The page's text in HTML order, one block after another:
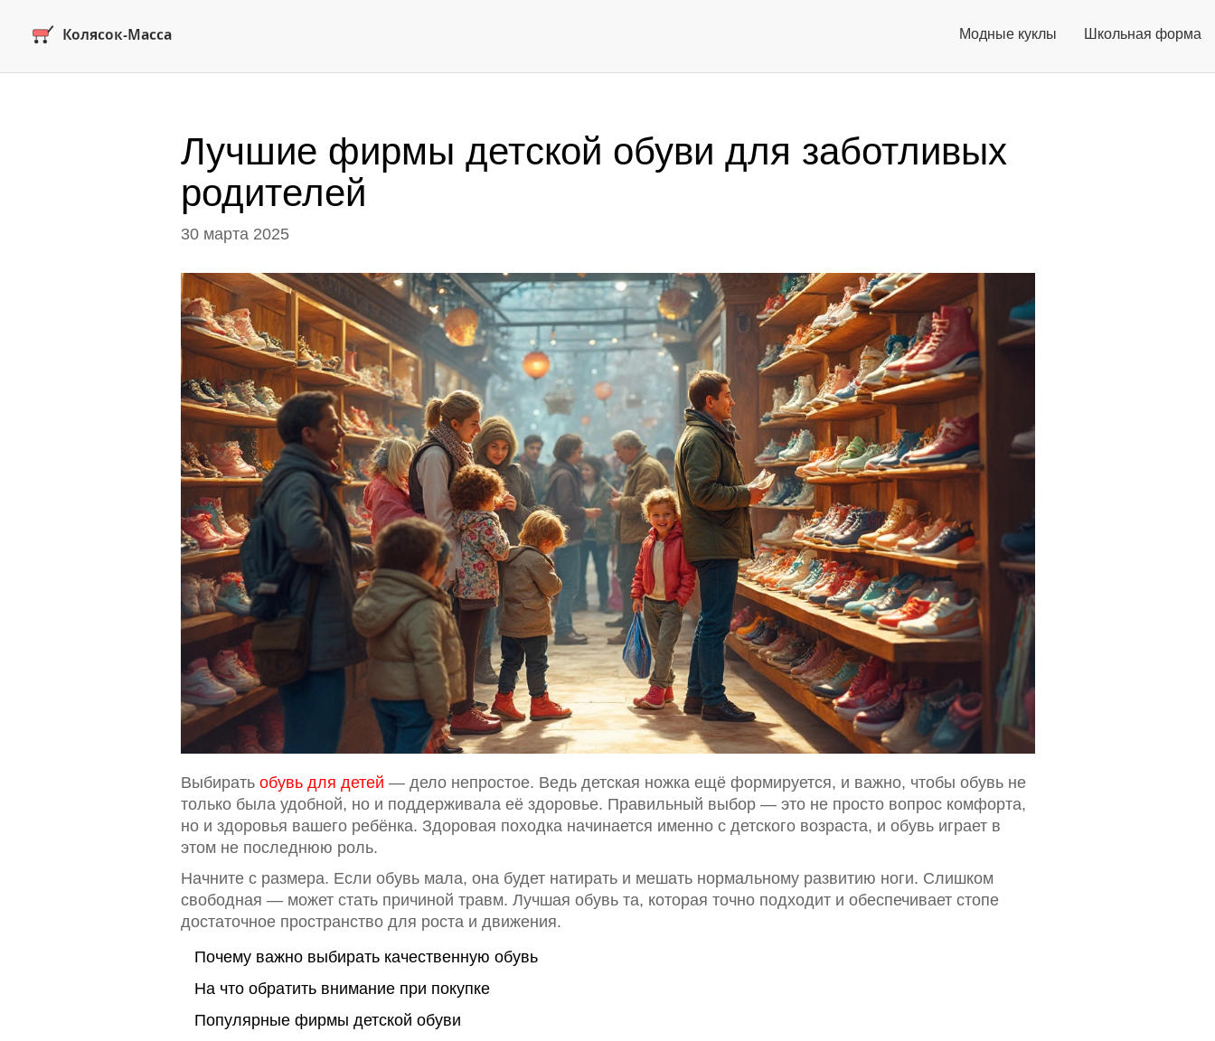
Модные куклы Школьная форма
Лучшие фирмы детской обуви для заботливых
родителей
30 марта 2025
Выбирать обувь для детей — дело непростое. Ведь детская ножка ещё формируется, и важно, чтобы обувь не
только была удобной, но и поддерживала её здоровье. Правильный выбор — это не просто вопрос комфорта,
но и здоровья вашего ребёнка. Здоровая походка начинается именно с детского возраста, и обувь играет в
этом не последнюю роль.
Начните с размера. Если обувь мала, она будет натирать и мешать нормальному развитию ноги. Слишком
свободная — может стать причиной травм. Лучшая обувь та, которая точно подходит и обеспечивает стопе
достаточное пространство для роста и движения.
Почему важно выбирать качественную обувь
На что обратить внимание при покупке
Популярные фирмы детской обуви